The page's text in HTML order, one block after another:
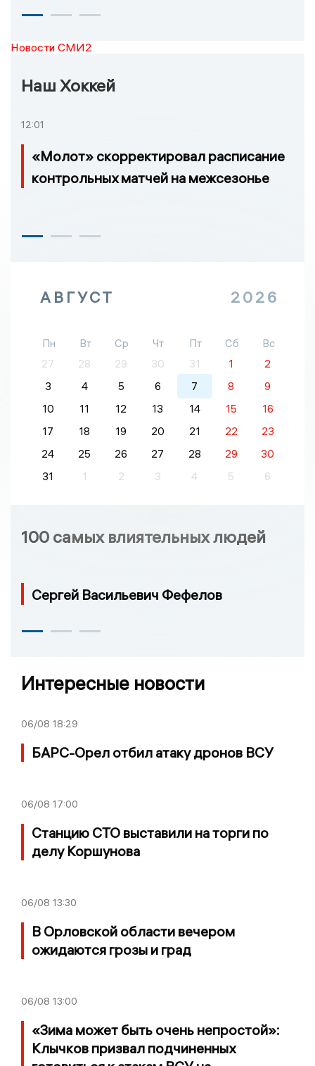
Новости СМИ2
Наш Хоккей
12:01
«Молот» скорректировал расписание
контрольных матчей на межсезонье
АВГУСТ 2026
Пн Вт Ср Чт Пт Сб
Вс
27
28 29 30 31 1
2
3
4 5 6 7 8
9
10
11 12 13 14 15
16
17
18 19 20 21 22
23
24
25 26 27 28 29
30
31
1 2 3 4 5 6
100 самых влиятельных людей
Сергей Васильевич Фефелов
Интересные новости
06/08 18:29
БАРС-Орел отбил атаку дронов ВСУ
06/08 17:00
Станцию СТО выставили на торги по
делу Коршунова
06/08 13:30
В Орловской области вечером
ожидаются грозы и град
06/08 13:00
«Зима может быть очень непростой»:
Клычков призвал подчиненных